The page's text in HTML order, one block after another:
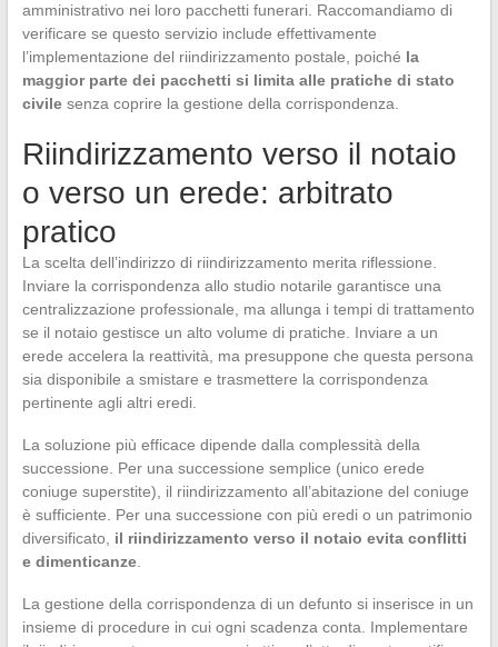
amministrativo nei loro pacchetti funerari. Raccomandiamo di
verificare se questo servizio include effettivamente
l’implementazione del riindirizzamento postale, poiché la
maggior parte dei pacchetti si limita alle pratiche di stato
civilesenza coprire la gestione della corrispondenza.
Riindirizzamento verso il notaio
o verso un erede: arbitrato
pratico
La scelta dell’indirizzo di riindirizzamento merita riflessione.
Inviare la corrispondenza allo studio notarile garantisce una
centralizzazione professionale, ma allunga i tempi di trattamento
se il notaio gestisce un alto volume di pratiche. Inviare a un
erede accelera la reattività, ma presuppone che questa persona
sia disponibile a smistare e trasmettere la corrispondenza
pertinente agli altri eredi.
La soluzione più efficace dipende dalla complessità della
successione. Per una successione semplice (unico erede
coniuge superstite), il riindirizzamento all’abitazione del coniuge
è sufficiente. Per una successione con più eredi o un patrimonio
diversificato, il riindirizzamento verso il notaio evita conflitti
e dimenticanze.
La gestione della corrispondenza di un defunto si inserisce in un
insieme di procedure in cui ogni scadenza conta. Implementare